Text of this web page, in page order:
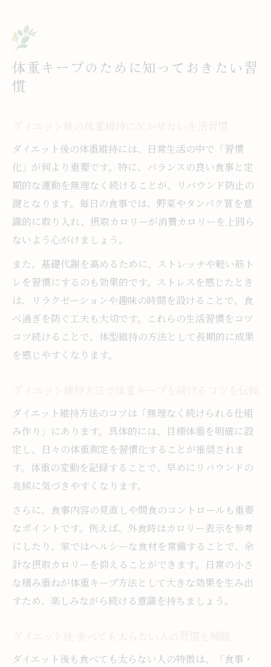
体重キープのために知っておきたい習
慣
ダイエット後の体重維持に欠かせない生活習慣
ダイエット後の体重維持には、日常生活の中で「習慣
化」が何より重要です。特に、バランスの良い食事と定
期的な運動を無理なく続けることが、リバウンド防止の
鍵となります。毎日の食事では、野菜やタンパク質を意
識的に取り入れ、摂取カロリーが消費カロリーを上回ら
ないよう心がけましょう。
また、基礎代謝を高めるために、ストレッチや軽い筋ト
レを習慣にするのも効果的です。ストレスを感じたとき
は、リラクゼーションや趣味の時間を設けることで、食
べ過ぎを防ぐ工夫も大切です。これらの生活習慣をコツ
コツ続けることで、体型維持の方法として長期的に成果
を感じやすくなります。
ダイエット維持方法で体重キープを続けるコツを伝授
ダイエット維持方法のコツは「無理なく続けられる仕組
み作り」にあります。具体的には、目標体重を明確に設
定し、日々の体重測定を習慣化することが推奨されま
す。体重の変動を記録することで、早めにリバウンドの
兆候に気づきやすくなります。
さらに、食事内容の見直しや間食のコントロールも重要
なポイントです。例えば、外食時はカロリー表示を参考
にしたり、家ではヘルシーな食材を常備することで、余
計な摂取カロリーを抑えることができます。日常の小さ
な積み重ねが体重キープ方法として大きな効果を生み出
すため、楽しみながら続ける意識を持ちましょう。
ダイエット後 食べても太らない人の習慣を解説
ダイエット後も食べても太らない人の特徴は、「食事・